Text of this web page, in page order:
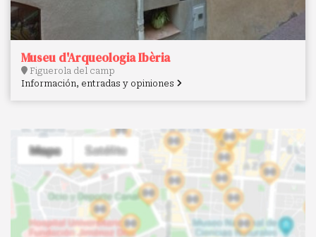
Museu d'Arqueologia Ibèria
Figuerola del camp
Información, entradas y opiniones